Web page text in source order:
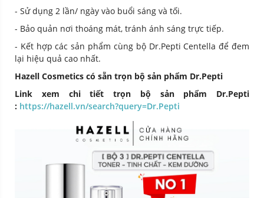
- Sử dụng 2 lần/ ngày vào buổi sáng và tối.
- Bảo quản nơi thoáng mát, tránh ánh sáng trực tiếp.
- Kết hợp các sản phẩm cùng bộ Dr.Pepti Centella để đem
lại hiệu quả cao nhất.
Hazell Cosmetics có sẵn trọn bộ sản phẩm Dr.Pepti
Link xem chi tiết trọn bộ sản phẩm Dr.Pepti
: https://hazell.vn/search?query=Dr.Pepti